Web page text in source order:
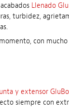
Llenado
turbidez,
con mucho
y extensor
siempre con